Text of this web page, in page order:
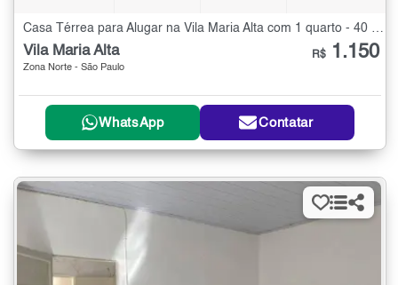
Casa Térrea para Alugar na Vila Maria Alta com 1 quarto - 40 m²
Vila Maria Alta
Zona Norte - São Paulo
R$ 1.150
WhatsApp Contatar